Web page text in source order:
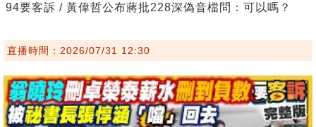
94要客訴 / 黃偉哲公布蔣批228深偽音檔問：可以嗎？
直播時間：2026/07/31 12:30